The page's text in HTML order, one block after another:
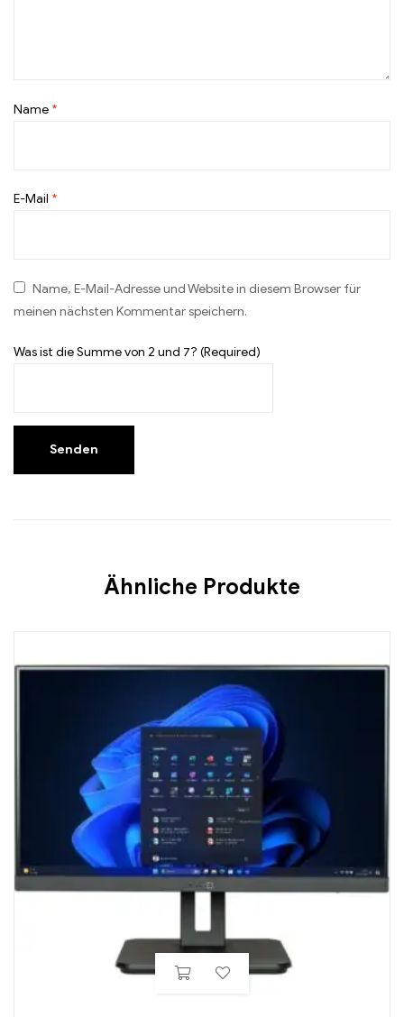
Name *
E-Mail *
Name, E-Mail-Adresse und Website in diesem Browser für
meinen nächsten Kommentar speichern.
Was ist die Summe von 2 und 7? (Required)
Ähnliche Produkte